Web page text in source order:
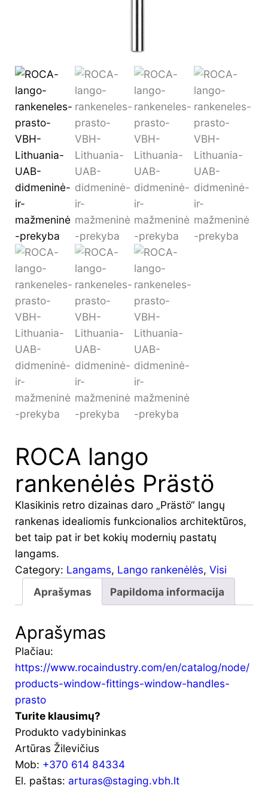
ROCA lango
rankenėlės Prästö
Klasikinis retro dizainas daro „Prästö“ langų
rankenas idealiomis funkcionalios architektūros,
bet taip pat ir bet kokių modernių pastatų
langams.
Category: Langams, Lango rankenėlės, Visi
Aprašymas
Papildoma informacija
Aprašymas
Plačiau:
https://www.rocaindustry.com/en/catalog/node/
products-window-fittings-window-handles-
prasto
Turite klausimų?
Produkto vadybininkas
Artūras Žilevičius
Mob: +370 614 84334
El. paštas: arturas@staging.vbh.lt